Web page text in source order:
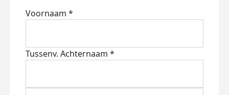
Voornaam *
Tussenv. Achternaam *